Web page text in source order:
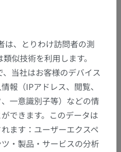
は、とりわけ訪問者の測
似技術を利用します。
当社はお客様のデバイス
報（IPアドレス、閲覧、
一意識別子等）などの情
できます。このデータは
ます：ユーザーエクスペ
・製品・サービスの分析